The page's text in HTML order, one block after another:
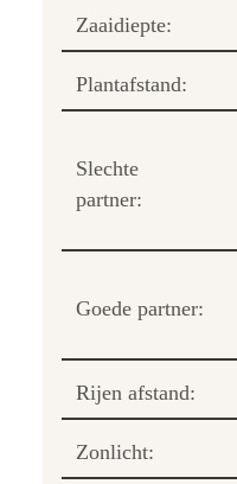
Zaaidiepte:
Plantafstand:
Slechte
partner:
Goede partner:
Rijen afstand:
Zonlicht: